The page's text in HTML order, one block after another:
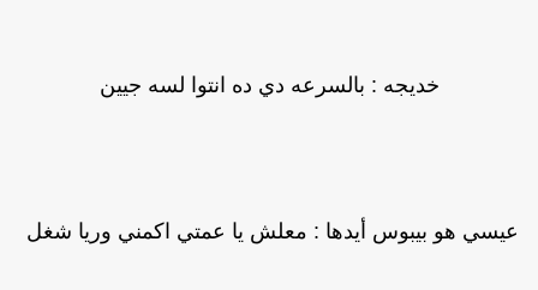
خديجه : بالسرعه دي ده انتوا لسه جيين
هو بيبوس أيدها : معلش يا عمتي اكمني وريا شغل